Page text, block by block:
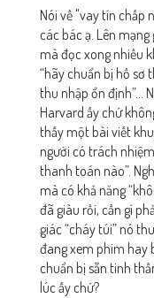
Nói về "vay tín chấp
các bác ạ. Lên
mà đọc xong nhiều
“hãy chuẩn bị hồ sơ
thu nhập ổn định”…
Harvard ấy chứ
thấy một bài viết
người có trách
thanh toán nào”.
mà có khả năng
đã giàu rồi, cần gì
giác “cháy túi” nó
đang xem phim hay
chuẩn bị sẵn tinh
lúc ấy chứ?